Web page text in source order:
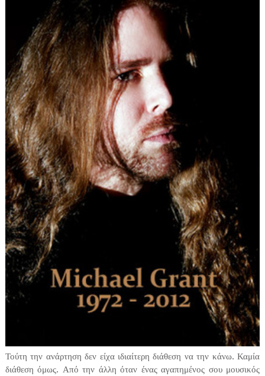
Τούτη την ανάρτηση δεν είχα ιδιαίτερη διάθεση να την κάνω. Καμία
διάθεση όμως. Από την άλλη όταν ένας αγαπημένος σου μουσικός